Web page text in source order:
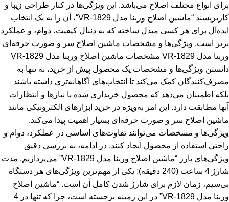
برای انواع مختلف اصلاح می‌باشد. این ویژگی‌ها در کنار طراحی زیبا و
کاربرپسند “ماشین اصلاح وربنا مدل VR-1829“، آن را به یک انتخاب
ایده‌آل برای هر کسی مبدل ساخته که به دنبال کیفیت، دوام، و عملکرد
برتر است. ویژگی‌ها و مشخصات ماشین اصلاح سر و صورت حرفه‌ای
وربنا مدل VR-1829 مشخصات ماشین اصلاح وربنا مدل VR-1829
دانستن ویژگی‌ها و مشخصات یک محصول پیش از خرید، نه تنها به
مصرف‌کنندگان کمک می‌کند تا انتخاب‌های آگاهانه‌تری داشته باشند
بلکه اطمینان می‌دهد که محصول خریداری شده با نیازها و انتظارات
آنها مطابقت دارد. این امر به‌ویژه در خرید ابزارهای الکترونیکی مانند
ماشین اصلاح سر و صورت حرفه‌ای بسیار اهمیت پیدا می‌کند.
ویژگی‌ها و مشخصات می‌توانند تفاوت‌های اساسی در عملکرد، دوام و
راحتی استفاده از محصول ایجاد کنند. در ادامه، به بررسی دقیق
ویژگی‌های بارز “ماشین اصلاح وربنا مدل VR-1829” می‌پردازیم. مدت
شارژ 4 ساعت (240 دقیقه): یکی از مهم‌ترین ویژگی‌های هر دستگاه
بی‌سیم، زمان لازم برای شارژ شدن کامل آن است. “ماشین اصلاح
وربنا مدل VR-1829” در این زمینه برجسته است، چرا که تنها در 4